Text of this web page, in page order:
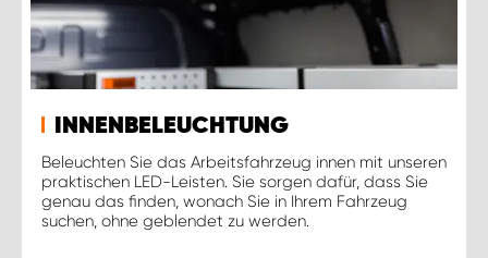
INNENBELEUCHTUNG
Beleuchten Sie das Arbeitsfahrzeug innen mit unseren
praktischen LED-Leisten. Sie sorgen dafür, dass Sie
genau das finden, wonach Sie in Ihrem Fahrzeug
suchen, ohne geblendet zu werden.